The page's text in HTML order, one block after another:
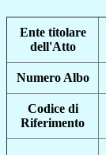
Ente titolare
dell'Atto
Numero Albo
Codice di
Riferimento